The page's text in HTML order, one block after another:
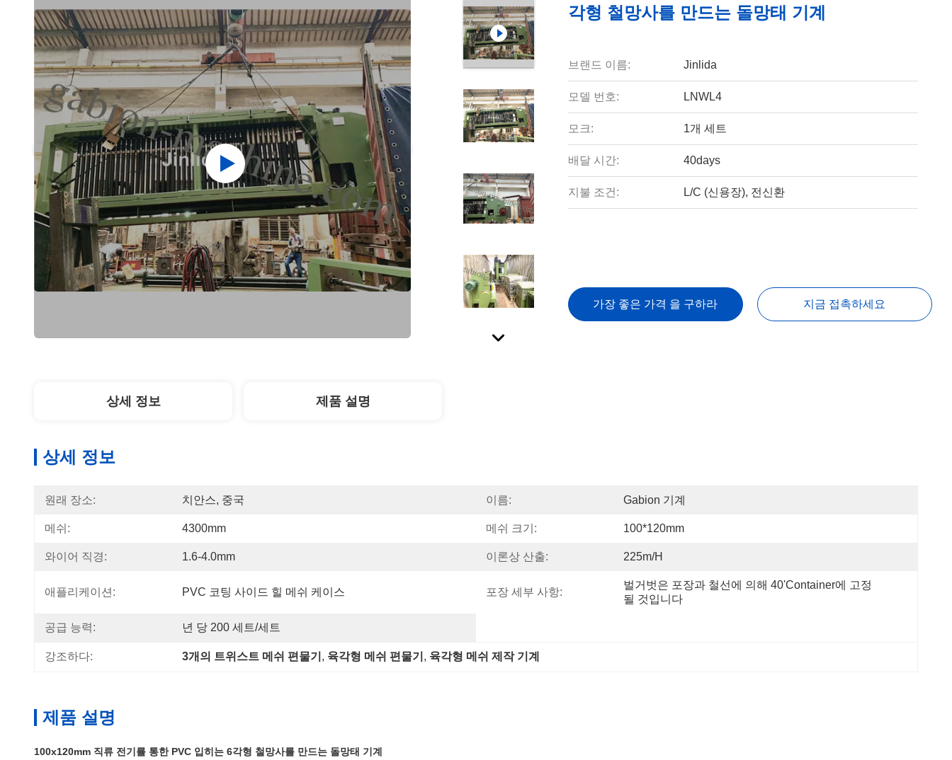
각형 철망사를 만드는 돌망태 기계
브랜드 이름: Jinlida
모델 번호: LNWL4
모크: 1개 세트
배달 시간: 40days
지불 조건: L/C (신용장), 전신환
가장 좋은 가격 을 구하라 지금 접촉하세요
상세 정보 제품 설명
상세 정보
원래 장소: 치안스, 중국 이름: Gabion 기계
메쉬: 4300mm 메쉬 크기: 100*120mm
와이어 직경: 1.6-4.0mm 이론상 산출: 225m/h
애플리케이션: PVC 코팅 사이드 힐 메쉬 케이스 포장 세부 사항:
벌거벗은 포장과 철선에 의해 40'container에 고정
될 것입니다
공급 능력: 년 당 200 세트/세트
강조하다: 3개의 트위스트 메쉬 편물기 , 육각형 메쉬 편물기 , 육각형 메쉬 제작 기계
제품 설명
100x120mm 직류 전기를 통한 PVC 입히는 6각형 철망사를 만드는 돌망태 기계